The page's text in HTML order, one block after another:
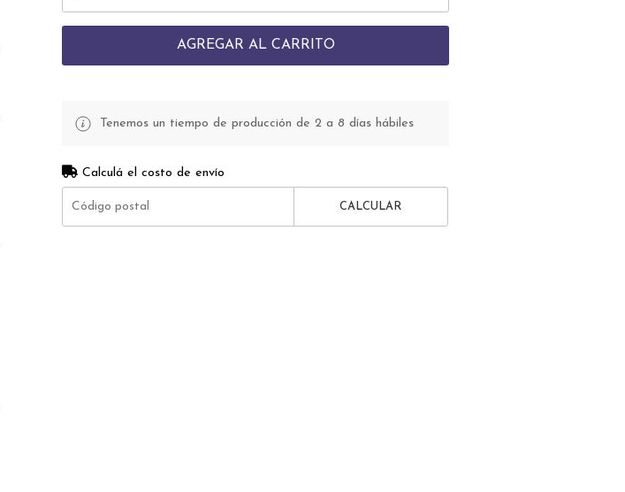
AGREGAR AL CARRITO
Tenemos un tiempo de producción de 2 a 8 días hábiles
Calculá el costo de envío
CALCULAR